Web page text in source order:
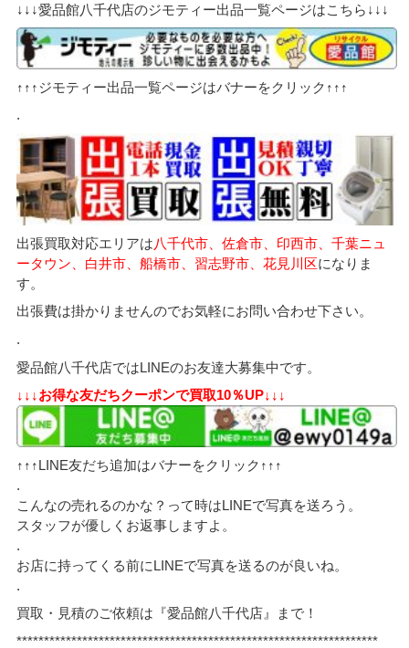
↓↓↓愛品館八千代店のジモティー出品一覧ページはこちら↓↓↓
↑↑↑ジモティー出品一覧ページはバナーをクリック↑↑↑
.
出張買取対応エリアは八千代市、佐倉市、印西市、千葉ニュ
ータウン、白井市、船橋市、習志野市、花見川区になりま
す。
出張費は掛かりませんのでお気軽にお問い合わせ下さい。
.
愛品館八千代店ではLINEのお友達大募集中です。
↓↓↓お得な友だちクーポンで買取10％UP↓↓↓
↑↑↑LINE友だち追加はバナーをクリック↑↑↑
.
こんなの売れるのかな？って時はLINEで写真を送ろう。
スタッフが優しくお返事しますよ。
.
お店に持ってくる前にLINEで写真を送るのが良いね。
.
買取・見積のご依頼は『愛品館八千代店』まで！
******************************************************************